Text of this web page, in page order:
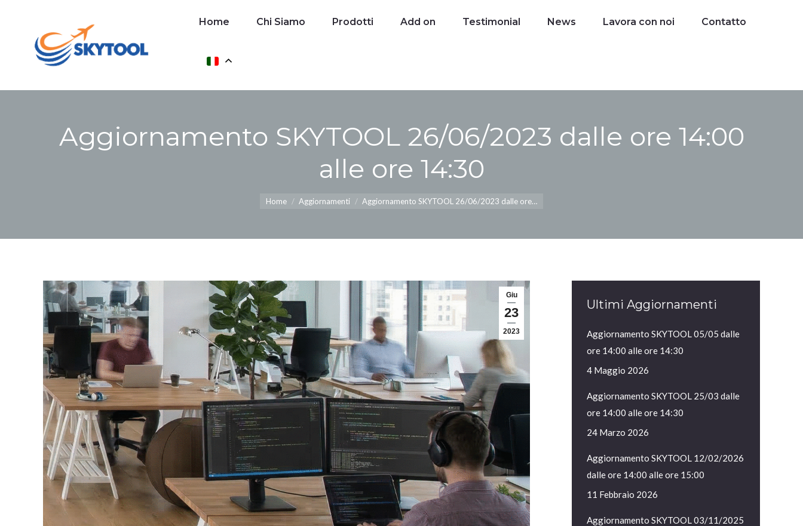
Home Chi Siamo Prodotti Add on Testimonial News Lavora con noi Contatto
Aggiornamento SKYTOOL 26/06/2023 dalle ore 14:00
alle ore 14:30
Home Aggiornamenti Aggiornamento SKYTOOL 26/06/2023 dalle ore…
Giu
23
2023
Ultimi Aggiornamenti
Aggiornamento SKYTOOL 05/05 dalle
ore 14:00 alle ore 14:30
4 Maggio 2026
Aggiornamento SKYTOOL 25/03 dalle
ore 14:00 alle ore 14:30
24 Marzo 2026
Aggiornamento SKYTOOL 12/02/2026
dalle ore 14:00 alle ore 15:00
11 Febbraio 2026
Aggiornamento SKYTOOL 03/11/2025
Home Chi Siamo Prodotti Add on Testimonial News Lavora con noi
Contatto